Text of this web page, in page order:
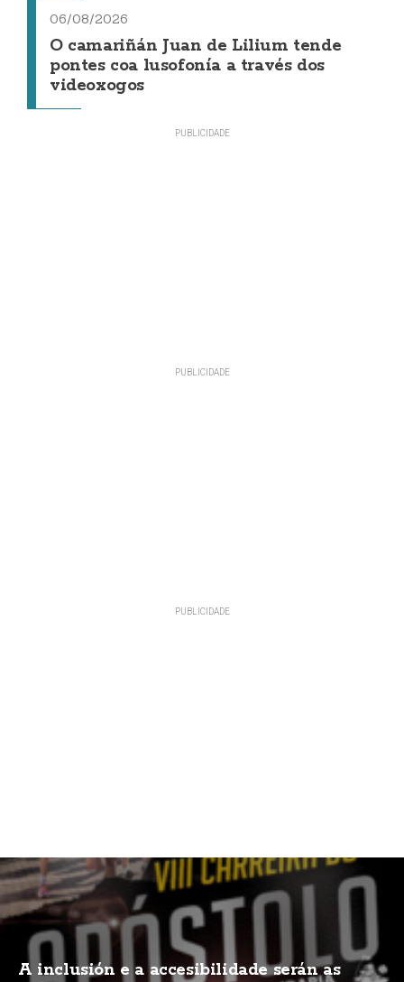
06/08/2026
O camariñán Juan de Lilium tende
pontes coa lusofonía a través dos
videoxogos
A inclusión e a accesibilidade serán as